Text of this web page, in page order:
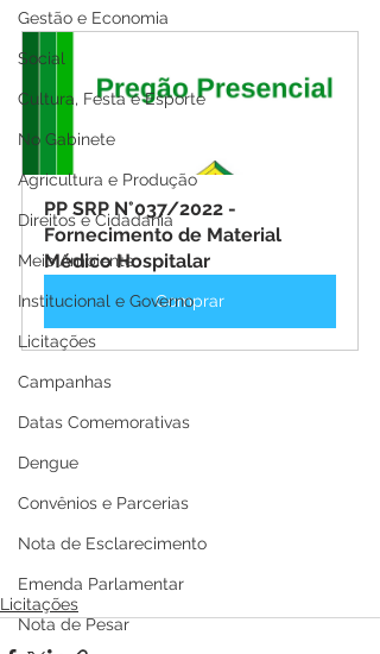
Gestão e Economia
Social
Cultura, Festa e Esporte
No Gabinete
Agricultura e Produção
Direitos e Cidadania
Meio Ambiente
Institucional e Governo
Licitações
Campanhas
Datas Comemorativas
Dengue
Convênios e Parcerias
Nota de Esclarecimento
Emenda Parlamentar
Nota de Pesar
PP SRP N°037/2022 -
Fornecimento de Material
Médico Hospitalar
Comprar
Licitações